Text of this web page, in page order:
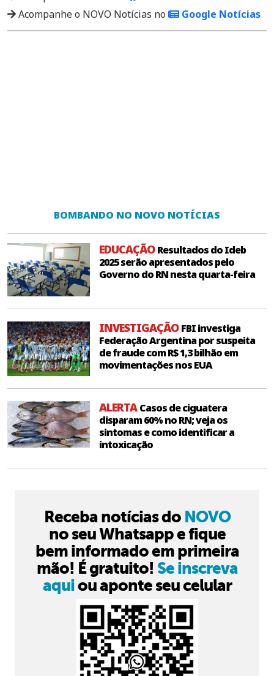
Acompanhe o NOVO Notícias no
Google Notícias
BOMBANDO NO NOVO NOTÍCIAS
EDUCAÇÃOResultados do Ideb
2025 serão apresentados pelo
Governo do RN nesta quarta-feira
INVESTIGAÇÃOFBI investiga
Federação Argentina por suspeita
de fraude com R$ 1,3 bilhão em
movimentações nos EUA
ALERTACasos de ciguatera
disparam 60% no RN; veja os
sintomas e como identificar a
intoxicação
Receba notícias do NOVO
no seu Whatsapp e fique
bem informado em primeira
mão! É gratuito! Se inscreva
aquiou aponte seu celular